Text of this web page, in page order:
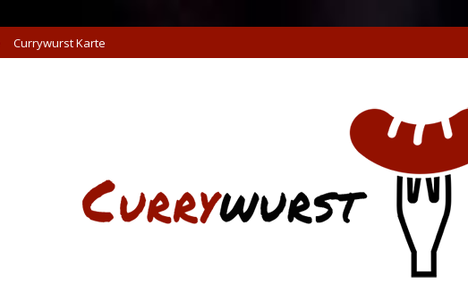
Currywurst Karte